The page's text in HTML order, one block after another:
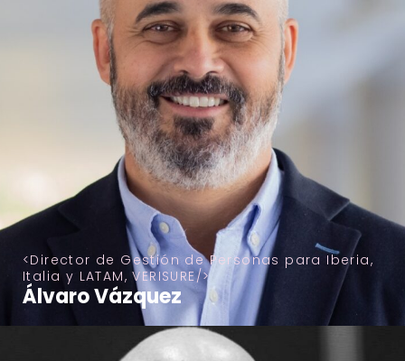
Director de Gestión de Personas para Iberia,
Italia y LATAM, VERISURE
Álvaro Vázquez